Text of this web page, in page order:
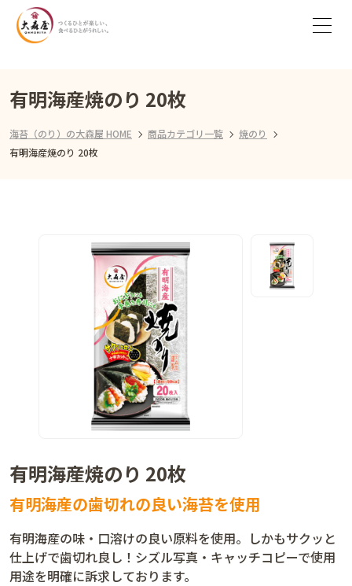
有明海産焼のり 20枚
海苔（のり）の大森屋 HOME 商品カテゴリ一覧
焼のり
有明海産焼のり 20枚
有明海産焼のり 20枚
有明海産の歯切れの良い海苔を使用
有明海産の味・口溶けの良い原料を使用。しかもサクッと
仕上げで歯切れ良し！シズル写真・キャッチコピーで使用
用途を明確に訴求しております。